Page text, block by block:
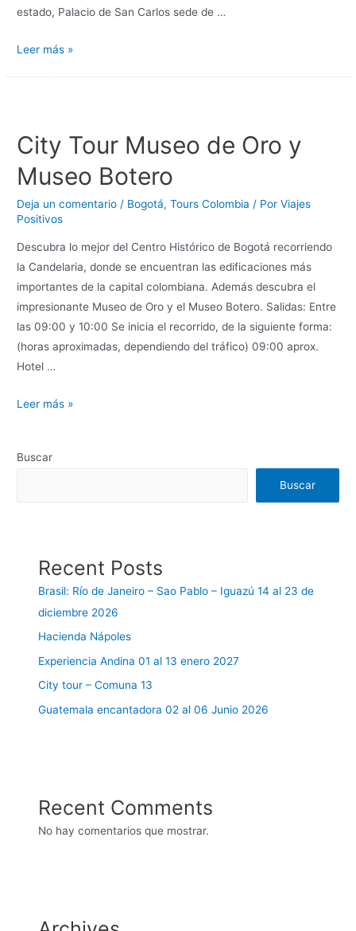
estado, Palacio de San Carlos sede de …
Leer más »
City Tour Museo de Oro y
Museo Botero
Deja un comentario / Bogotá,Tours Colombia / PorViajes
Positivos
Descubra lo mejor del Centro Histórico de Bogotá recorriendo
la Candelaria, donde se encuentran las edificaciones más
importantes de la capital colombiana. Además descubra el
impresionante Museo de Oro y el Museo Botero. Salidas: Entre
las 09:00 y 10:00 Se inicia el recorrido, de la siguiente forma:
(horas aproximadas, dependiendo del tráfico) 09:00 aprox.
Hotel …
Leer más »
Buscar
Buscar
Recent Posts
Brasil: Río de Janeiro – Sao Pablo – Iguazú 14 al 23 de
diciembre 2026
Hacienda Nápoles
Experiencia Andina 01 al 13 enero 2027
City tour – Comuna 13
Guatemala encantadora 02 al 06 Junio 2026
Recent Comments
No hay comentarios que mostrar.